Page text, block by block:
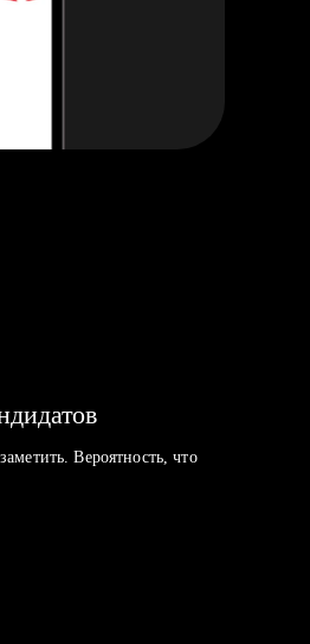
Вероятность, что